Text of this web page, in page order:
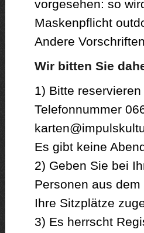
vorgesehen: so
Maskenpflicht
Andere
Wir bitten Sie
1) Bitte
Telefonnummer
Es gibt keine
2) Geben Sie bei
Personen aus
Ihre Sitzplätze
3) Es herrscht